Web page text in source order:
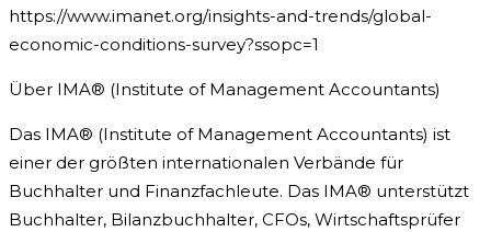
https://www.imanet.org/insights-and-trends/global-
economic-conditions-survey?ssopc=1
Über IMA® (Institute of Management Accountants)
Das IMA® (Institute of Management Accountants) ist
einer der größten internationalen Verbände für
Buchhalter und Finanzfachleute. Das IMA® unterstützt
Buchhalter, Bilanzbuchhalter, CFOs, Wirtschaftsprüfer